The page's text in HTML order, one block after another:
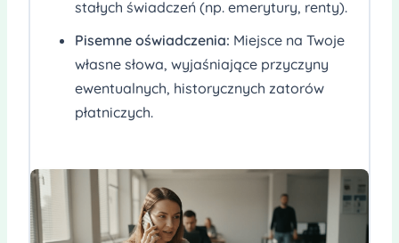
stałych świadczeń (np. emerytury, renty).
Pisemne oświadczenia: Miejsce na Twoje
własne słowa, wyjaśniające przyczyny
ewentualnych, historycznych zatorów
płatniczych.